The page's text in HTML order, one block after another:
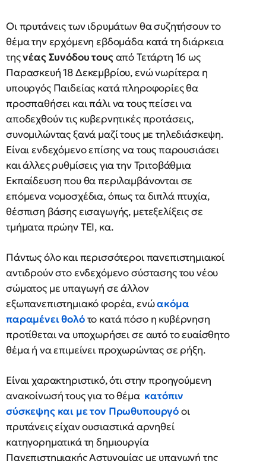
Οι πρυτάνεις των ιδρυμάτων θα συζητήσουν το
θέμα την ερχόμενη εβδομάδα κατά τη διάρκεια
τηςνέας Συνόδου τουςαπό Τετάρτη 16 ως
Παρασκευή 18 Δεκεμβρίου, ενώ νωρίτερα η
υπουργός Παιδείας κατά πληροφορίες θα
προσπαθήσει και πάλι να τους πείσει να
αποδεχθούν τις κυβερνητικές προτάσεις,
συνομιλώντας ξανά μαζί τους με τηλεδιάσκεψη.
Είναι ενδεχόμενο επίσης να τους παρουσιάσει
και άλλες ρυθμίσεις για την Τριτοβάθμια
Εκπαίδευση που θα περιλαμβάνονται σε
επόμενα νομοσχέδια, όπως τα διπλά πτυχία,
θέσπιση βάσης εισαγωγής, μετεξελίξεις σε
τμήματα πρώην ΤΕΙ, κα.
Πάντως όλο και περισσότεροι πανεπιστημιακοί
αντιδρούν στο ενδεχόμενο σύστασης του νέου
σώματος με υπαγωγή σε άλλον
εξωπανεπιστημιακό φορέα, ενώακόμα
παραμένει θολότο κατά πόσο η κυβέρνηση
προτίθεται να υποχωρήσει σε αυτό το ευαίσθητο
θέμα ή να επιμείνει προχωρώντας σε ρήξη.
Είναι χαρακτηριστικό, ότι στην προηγούμενη
ανακοίνωσή τους για το θέμα κατόπιν
σύσκεψης και με τον Πρωθυπουργόοι
πρυτάνεις είχαν ουσιαστικά αρνηθεί
κατηγορηματικά τη δημιουργία
Πανεπιστημιακής Αστυνομίας με υπαγωγή της